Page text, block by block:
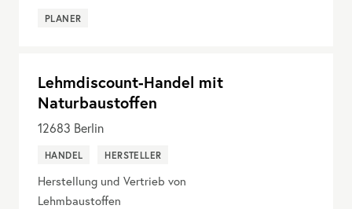
PLANER
Lehmdiscount-Handel mit
Naturbaustoffen
12683 Berlin
HANDEL HERSTELLER
Herstellung und Vertrieb von
Lehmbaustoffen